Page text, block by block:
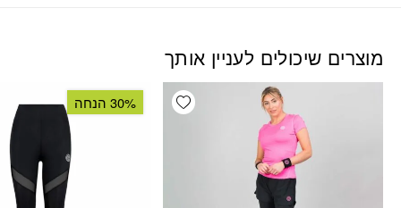
מוצרים שיכולים לעניין אותך
Add wishlist
30% הנחה